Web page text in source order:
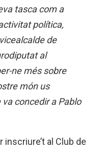
tasca com a
política,
de
al
ne més sobre
món us
concedir a Pablo
inscriure’t al Club de